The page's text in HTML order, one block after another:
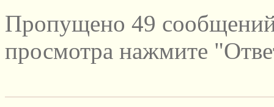
Пропущено 49
просмотра нажмите